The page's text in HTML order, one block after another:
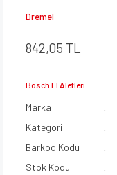
Dremel
842,05 TL
Bosch El Aletleri
Marka
Kategori
Barkod Kodu
Stok Kodu